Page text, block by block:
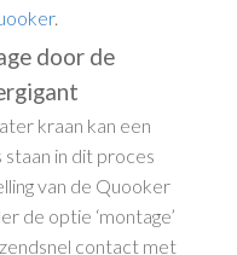
.
door de
kraan kan een
staan in dit proces
van de Quooker
de optie ‘montage’
contact met